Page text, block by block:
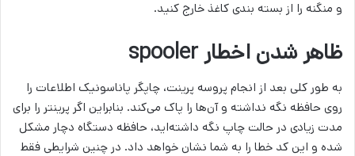
و منگنه را از بسته بندی کاغذ خارج کنید.
ظاهر شدن اخطار spooler
به طور کلی بعد از انجام پروسه پرینت، چاپگر پاناسونیک اطلاعات را
روی حافظه نگه نداشته و آن‌ها را پاک می‌کند. بنابراین اگر پرینتر را برای
مدت زیادی در حالت چاپ نگه داشته‌اید، حافظه دستگاه دچار مشکل
شده و این کد خطا را به شما نشان خواهد داد. در چنین شرایطی فقط